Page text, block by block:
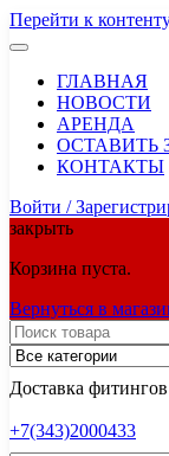
Перейти к
ГЛАВНАЯ
НОВОСТИ
АРЕНДА
ОСТАВИТЬ
КОНТАКТЫ
Войти /
закрыть
Корзина пуста.
Вернуться в
Доставка
+7(343)2000433